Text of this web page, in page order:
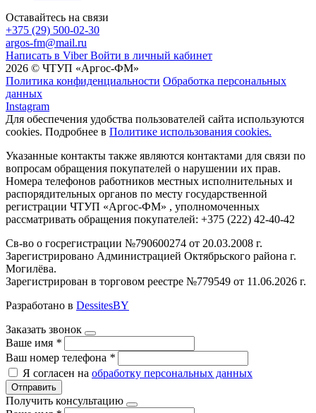
Оставайтесь на связи
+375 (29) 500-02-30
argos-fm@mail.ru
Написать в Viber Войти в личный кабинет
2026 © ЧТУП «Аргос-ФМ»
Политика конфиденциальности Обработка персональных
данных
Instagram
Для обеспечения удобства пользователей сайта используются
cookies. Подробнее в Политике использования cookies.
Указанные контакты также являются контактами для связи по
вопросам обращения покупателей о нарушении их прав.
Номера телефонов работников местных исполнительных и
распорядительных органов по месту государственной
регистрации ЧТУП «Аргос-ФМ» , уполномоченных
рассматривать обращения покупателей: +375 (222) 42-40-42
Св-во о госрегистрации №790600274 от 20.03.2008 г.
Зарегистрировано Администрацией Октябрьского района г.
Могилёва.
Зарегистрирован в торговом реестре №779549 от 11.06.2026 г.
Разработано в DessitesBY
Заказать звонок
Ваше имя *
Ваш номер телефона *
Я согласен на обработку персональных данных
Отправить
Получить консультацию